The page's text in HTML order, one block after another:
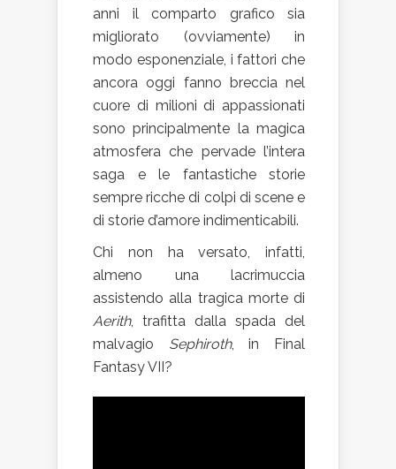
anni il comparto grafico sia
migliorato (ovviamente) in
modo esponenziale, i fattori che
ancora oggi fanno breccia nel
cuore di milioni di appassionati
sono principalmente la magica
atmosfera che pervade l’intera
saga e le fantastiche storie
sempre ricche di colpi di scene e
di storie d’amore indimenticabili.
Chi non ha versato, infatti,
almeno una lacrimuccia
assistendo alla tragica morte di
Aerith, trafitta dalla spada del
malvagio Sephiroth, in Final
Fantasy VII?